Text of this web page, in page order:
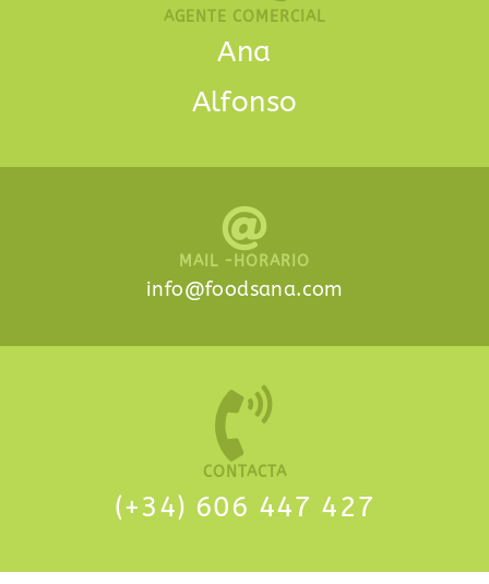
AGENTE COMERCIAL
Ana
Alfonso
MAIL -HORARIO
info@foodsana.com
CONTACTA
(+34) 606 447 427